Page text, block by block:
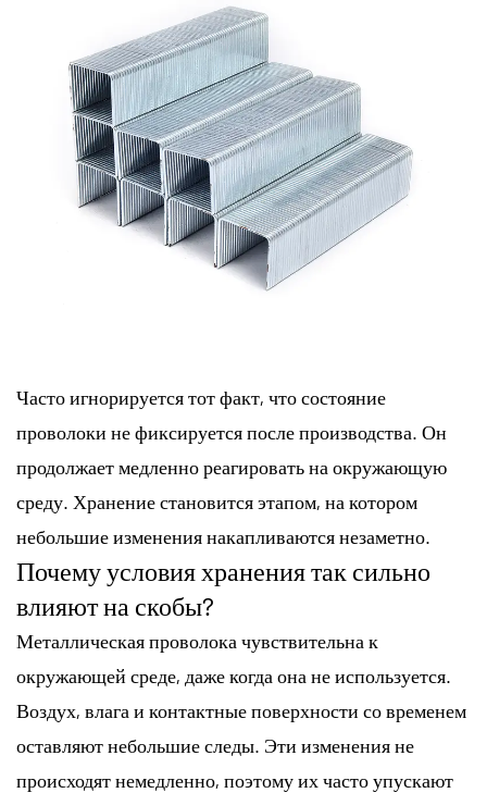
Часто игнорируется тот факт, что состояние
проволоки не фиксируется после производства. Он
продолжает медленно реагировать на окружающую
среду. Хранение становится этапом, на котором
небольшие изменения накапливаются незаметно.
Почему условия хранения так сильно
влияют на скобы?
Металлическая проволока чувствительна к
окружающей среде, даже когда она не используется.
Воздух, влага и контактные поверхности со временем
оставляют небольшие следы. Эти изменения не
происходят немедленно, поэтому их часто упускают